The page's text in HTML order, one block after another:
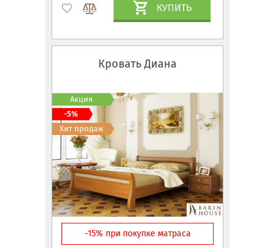
КУПИТЬ
Кровать Диана
-15% при покупке матраса
Акция
-5%
Хит продаж